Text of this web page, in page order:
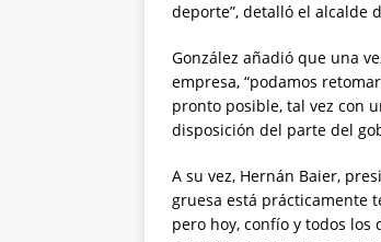
deporte”, detalló el alcalde
González añadió que una
empresa, “podamos
pronto posible, tal vez con
disposición del parte del
A su vez, Hernán Baier,
gruesa está prácticamente
pero hoy, confío y todos los